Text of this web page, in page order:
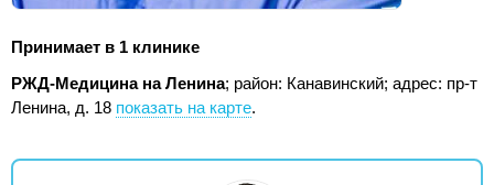
Принимает в 1 клинике
РЖД-Медицина на Ленина; район: Канавинский; адрес: пр-т
Ленина, д. 18 показать на карте.